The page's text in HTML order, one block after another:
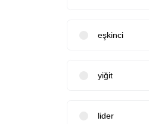
eşkinci
yiğit
lider